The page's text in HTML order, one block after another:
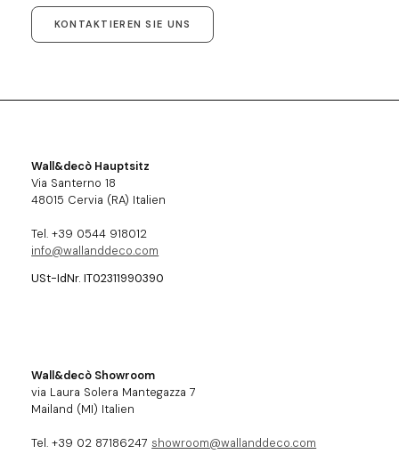
KONTAKTIEREN SIE UNS
Wall&decò Hauptsitz
Via Santerno 18
48015 Cervia (RA) Italien
Tel. +39 0544 918012
info@wallanddeco.com
USt-IdNr. IT02311990390
Wall&decò Showroom
via Laura Solera Mantegazza 7
Mailand (MI) Italien
Tel. +39 02 87186247 showroom@wallanddeco.com